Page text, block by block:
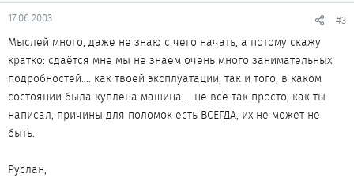
17.06.2003 #3
Мыслей много, даже не знаю с чего начать, а потому скажу
кратко: сдаётся мне мы не знаем очень много занимательных
подробностей.... как твоей эксплуатации, так и того, в каком
состоянии была куплена машина.... не всё так просто, как ты
написал, причины для поломок есть ВСЕГДА, их не может не
быть.
Руслан,